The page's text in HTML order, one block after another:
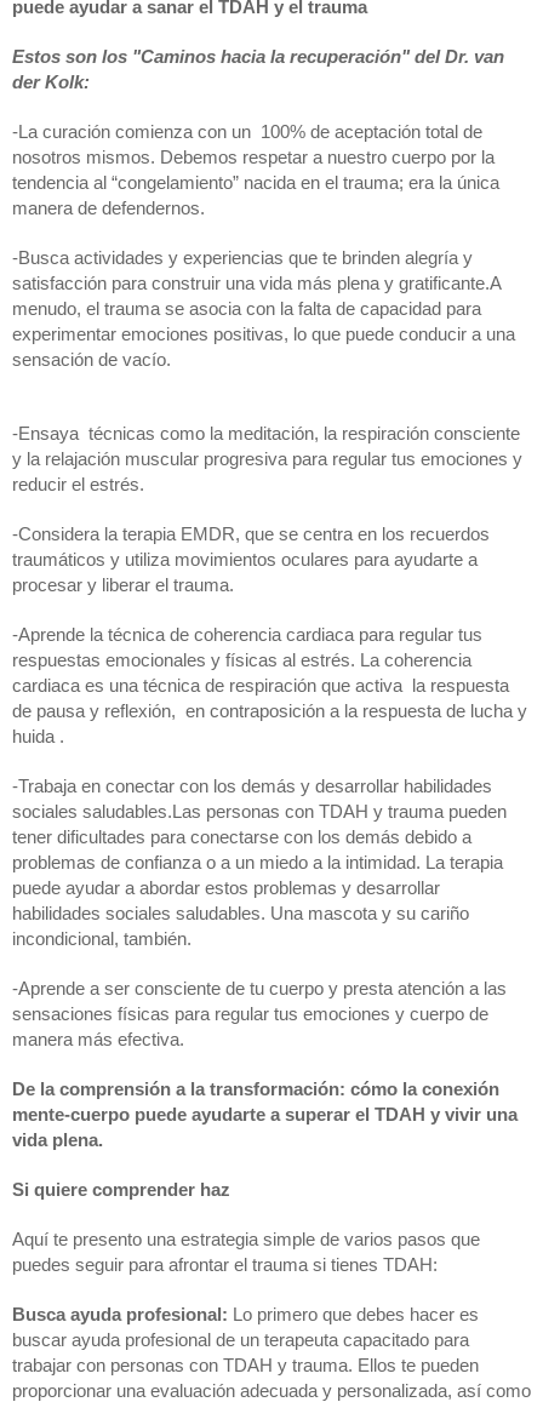
puede ayudar a sanar el TDAH y el trauma
Estos son los "Caminos hacia la recuperación" del Dr. van
der Kolk:
-La curación comienza con un  100% de aceptación total de
nosotros mismos. Debemos respetar a nuestro cuerpo por la
tendencia al “congelamiento” nacida en el trauma; era la única
manera de defendernos.
-Busca actividades y experiencias que te brinden alegría y
satisfacción para construir una vida más plena y gratificante.A
menudo, el trauma se asocia con la falta de capacidad para
experimentar emociones positivas, lo que puede conducir a una
sensación de vacío.
-Ensaya  técnicas como la meditación, la respiración consciente
y la relajación muscular progresiva para regular tus emociones y
reducir el estrés.
-Considera la terapia EMDR, que se centra en los recuerdos
traumáticos y utiliza movimientos oculares para ayudarte a
procesar y liberar el trauma.
-Aprende la técnica de coherencia cardiaca para regular tus
respuestas emocionales y físicas al estrés. La coherencia
cardiaca es una técnica de respiración que activa  la respuesta
de pausa y reflexión,  en contraposición a la respuesta de lucha y
huida .
-Trabaja en conectar con los demás y desarrollar habilidades
sociales saludables.Las personas con TDAH y trauma pueden
tener dificultades para conectarse con los demás debido a
problemas de confianza o a un miedo a la intimidad. La terapia
puede ayudar a abordar estos problemas y desarrollar
habilidades sociales saludables. Una mascota y su cariño
incondicional, también.
-Aprende a ser consciente de tu cuerpo y presta atención a las
sensaciones físicas para regular tus emociones y cuerpo de
manera más efectiva.
De la comprensión a la transformación: cómo la conexión
mente-cuerpo puede ayudarte a superar el TDAH y vivir una
vida plena.
Si quiere comprender haz
Aquí te presento una estrategia simple de varios pasos que
puedes seguir para afrontar el trauma si tienes TDAH:
Busca ayuda profesional:
Lo primero que debes hacer es
buscar ayuda profesional de un terapeuta capacitado para
trabajar con personas con TDAH y trauma. Ellos te pueden
proporcionar una evaluación adecuada y personalizada, así como